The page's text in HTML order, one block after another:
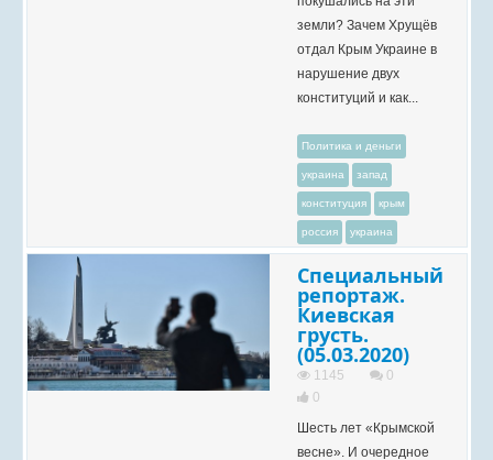
земли? Зачем Хрущёв
отдал Крым Украине в
нарушение двух
конституций и как...
Политика и деньги
украина запад
конституция крым
россия украина
Специальный
репортаж.
Киевская
грусть.
(05.03.2020)
1145
0
0
Шесть лет «Крымской
весне». И очередное